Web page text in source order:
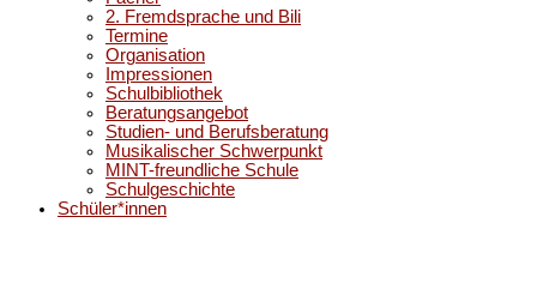
2. Fremdsprache und Bili
Termine
Organisation
Impressionen
Schulbibliothek
Beratungsangebot
Studien- und Berufsberatung
Musikalischer Schwerpunkt
MINT-freundliche Schule
Schulgeschichte
Schüler*innen